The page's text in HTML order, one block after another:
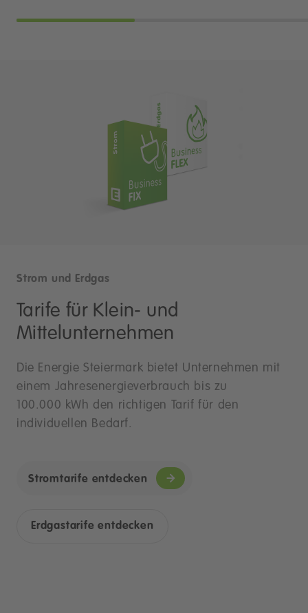
Strom und Erdgas
Tarife für Klein- und
Mittelunternehmen
Die Energie Steiermark bietet Unternehmen mit
einem Jahresenergieverbrauch bis zu
100.000 kWh den richtigen Tarif für den
individuellen Bedarf.
Stromtarife entdecken
Erdgastarife entdecken